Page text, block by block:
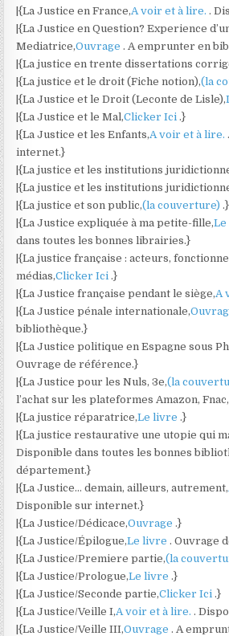
|{La Justice en France,A voir et à lire..
|{La Justice en Question? Experience
Mediatrice,Ouvrage. A emprunter en
|{La justice en trente dissertations
|{La justice et le droit (Fiche notion),(la
|{La Justice et le Droit (Leconte de Lisle),
|{La Justice et le Mal,Clicker Ici.}
|{La Justice et les Enfants,A voir et à lire.
internet.}
|{La justice et les institutions
|{La justice et les institutions
|{La justice et son public,(la couverture).}
|{La Justice expliquée à ma petite-fille,
dans toutes les bonnes librairies.}
|{La justice française : acteurs,
médias,Clicker Ici.}
|{La Justice française pendant le siège,A
|{La Justice pénale internationale,
bibliothèque.}
|{La Justice politique en Espagne sous
Ouvrage de référence.}
|{La Justice pour les Nuls, 3e,(la
l’achat sur les plateformes Amazon,
|{La justice réparatrice,Le livre.}
|{La justice restaurative une utopie qui
Disponible dans toutes les bonnes
département.}
|{La Justice… demain, ailleurs, autrement,
Disponible sur internet.}
|{La Justice/Dédicace,Ouvrage.}
|{La Justice/Épilogue,Le livre. Ouvrage
|{La Justice/Premiere partie,(la
|{La Justice/Prologue,Le livre.}
|{La Justice/Seconde partie,Clicker Ici.}
|{La Justice/Veille I,A voir et à lire..
|{La Justice/Veille III,Ouvrage. A